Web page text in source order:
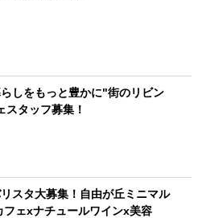
しをもっと豊かに"街のリビン
スタッフ募集！
スタ大募集！自由が丘ミニマル
フェxナチュールワインx美容